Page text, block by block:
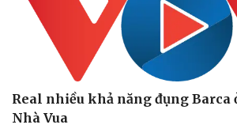
Real nhiều khả năng đụng Barca
Nhà Vua